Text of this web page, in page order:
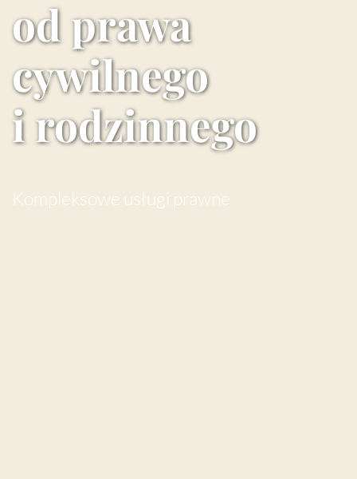
od prawa
cywilnego
i rodzinnego
Kompleksowe usługi prawne